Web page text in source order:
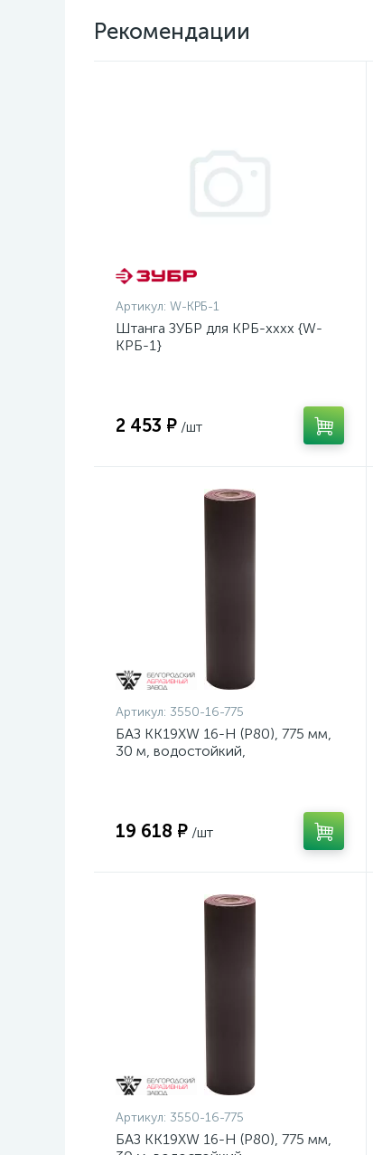
Рекомендации
Артикул: W-КРБ-1
Штанга ЗУБР для КРБ-хххх {W-
КРБ-1}
2 453 ₽ /шт
Артикул: 3550-16-775
БАЗ KK19XW 16-H (Р80), 775 мм,
30 м, водостойкий,
19 618 ₽ /шт
Артикул: 3550-16-775
БАЗ KK19XW 16-H (Р80), 775 мм,